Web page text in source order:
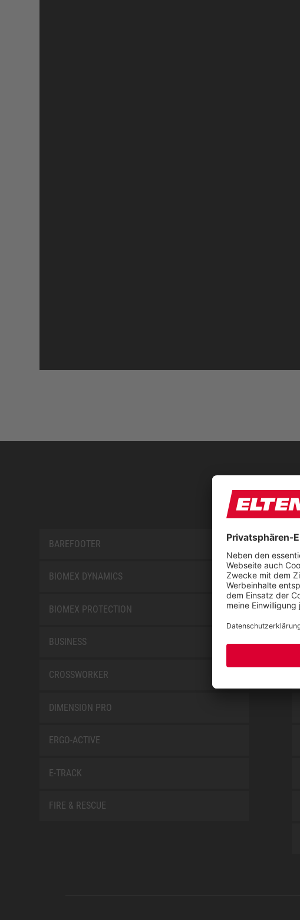
BAREFOOTER
BIOMEX DYNAMICS
BIOMEX PROTECTION
BUSINESS
CROSSWORKER
DIMENSION PRO
ERGO-ACTIVE
E-TRACK
FIRE & RESCUE